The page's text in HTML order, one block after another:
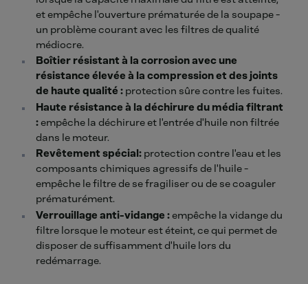
et empêche l'ouverture prématurée de la soupape -
un problème courant avec les filtres de qualité
médiocre.
Boîtier résistant à la corrosion avec une
résistance élevée à la compression et des joints
de haute qualité : protection sûre contre les fuites.
Haute résistance à la déchirure du média filtrant
:empêche la déchirure et l'entrée d'huile non filtrée
dans le moteur.
Revêtement spécial : protection contre l'eau et les
composants chimiques agressifs de l'huile -
empêche le filtre de se fragiliser ou de se coaguler
prématurément.
Verrouillage anti-vidange :empêche la vidange du
filtre lorsque le moteur est éteint, ce qui permet de
disposer de suffisamment d'huile lors du
redémarrage.